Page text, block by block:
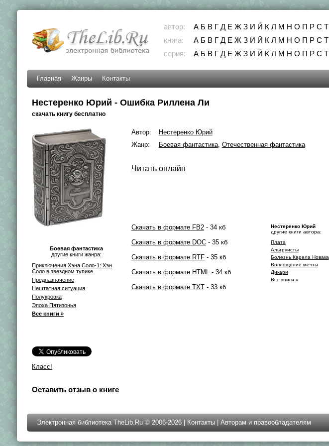
автор: А Б В Г Д Е Ж З И Й К Л М Н О П Р С Т
книга:
А Б В Г Д Е Ж З И Й К Л М Н О П Р С Т
серия:
А Б В Г Д Е Ж З И Й К Л М Н О П Р С Т
Главная Жанры Контакты
Нестеренко Юрий - Ошибка Риллена Ли
скачать книгу бесплатно
Боевая фантастика
другие книги жанра:
Приключения Хэна Соло-1: Хэн
Соло в звездном тупике
Предназначение
Нештатная ситуация
Полукровка
Эпоха Пятизонья
Все книги »
Класс!
Автор:
Нестеренко Юрий
Жанр:
Боевая фантастика, Отечественная фантастика
Читать онлайн
Скачать в формате FB2- 34 кб
Скачать в формате DOC- 35 кб
Скачать в формате RTF- 35 кб
Скачать в формате HTML- 34 кб
Скачать в формате TXT- 33 кб
Нестеренко Юрий
другие книги автора:
Плата
Альтруисты
Болезнь Карела Новака
Воплощение мечты
Дикари
Все книги »
Оставить отзыв о книге
Электронная библиотека TheLib.Ru © 2006-2026 | Контакты| Авторам и правообладателям